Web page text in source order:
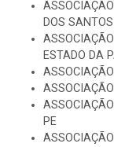
DOS
ESTADO DA
PE